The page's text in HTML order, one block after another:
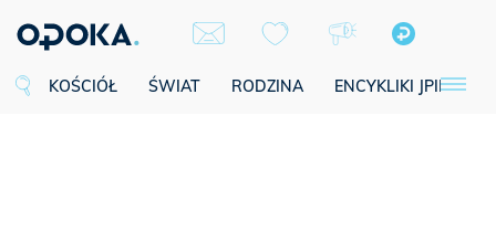
KOŚCIÓŁ ŚWIAT RODZINA ENCYKLIKI JPII